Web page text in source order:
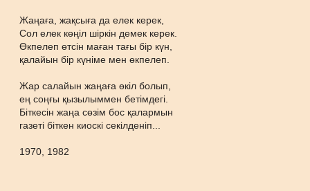
Жаңаға, жақсыға да елек керек,
Сол елек көңіл шіркін демек керек.
Өкпелеп өтсін маған тағы бір күн,
қалайын бір күніме мен өкпелеп.
Жар салайын жаңаға өкіл болып,
ең соңғы қызылыммен бетімдегі.
Біткесін жаңа сөзім бос қалармын
газеті біткен киоскі секілденіп...
1970, 1982